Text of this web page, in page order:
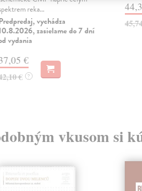
reka...
vychádza
zasielame do 7 dní
vydania
€
€ ?
vkusom si